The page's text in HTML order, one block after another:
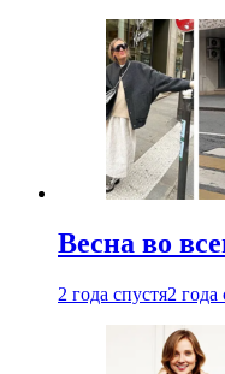
Весна во
2 года спустя2 года